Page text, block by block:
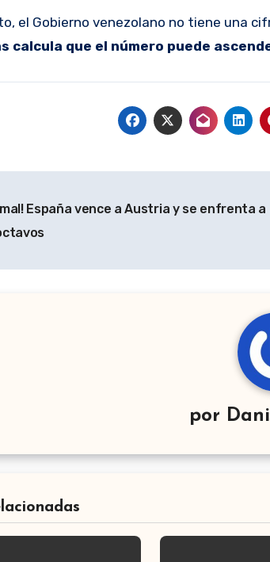
el Gobierno venezolano no tiene una
calcula que el número puede
España vence a Austria y se enfrenta a
por